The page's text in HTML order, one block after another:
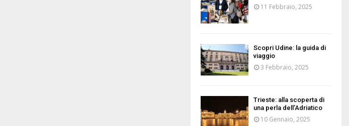
11 Febbraio, 2025
Scopri Udine: la guida di
viaggio
3 Febbraio, 2025
Trieste: alla scoperta di
una perla dell’Adriatico
10 Gennaio, 2025